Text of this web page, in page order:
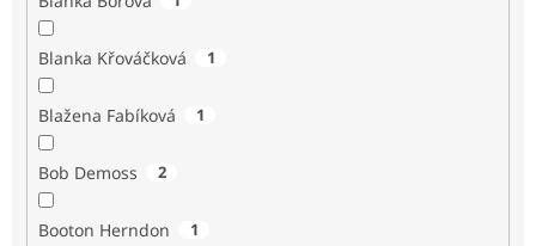
Blanka Křováčková 1
Blažena Fabíková 1
Bob Demoss 2
Booton Herndon 1